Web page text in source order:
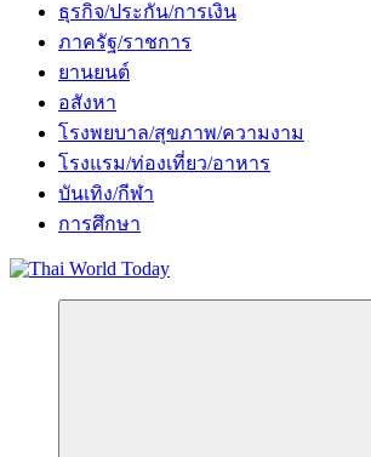
ธุรกิจ/ประกัน/การเงิน
ภาครัฐ/ราชการ
ยานยนต์
อสังหา
โรงพยบาล/สุขภาพ/ความงาม
โรงแรม/ท่องเที่ยว/อาหาร
บันเทิง/กีฬา
การศึกษา